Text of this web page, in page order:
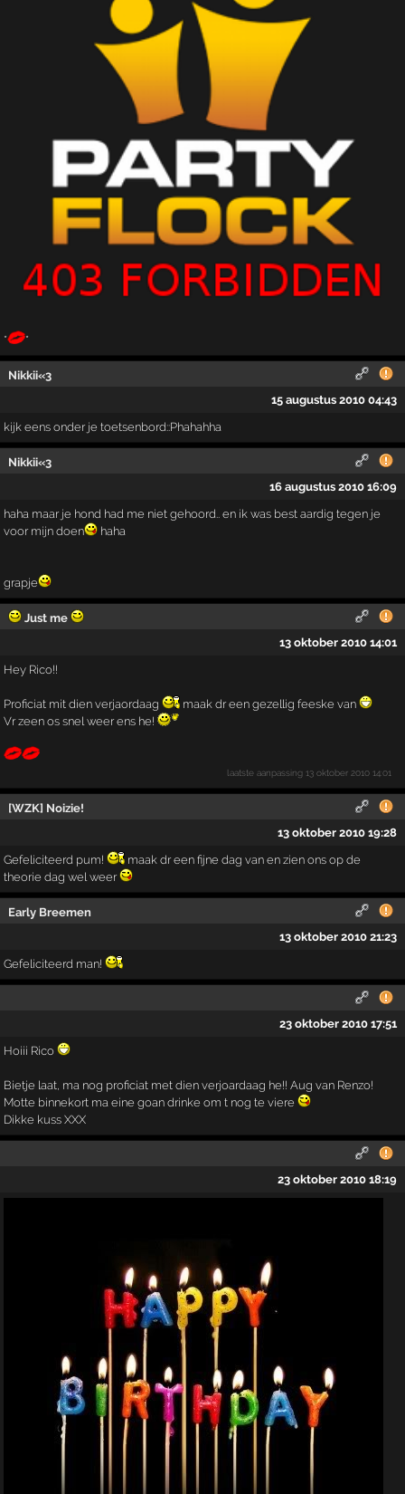
* *
Nikkii«3
15 augustus 2010 04:43
kijk eens onder je toetsenbord::Phahahha
Nikkii«3
16 augustus 2010 16:09
haha maar je hond had me niet gehoord.. en ik was best aardig tegen je
voor mijn doen
haha
grapje
Just me
13 oktober 2010 14:01
Hey Rico!!
Proficiat mit dien verjaordaag
maak dr een gezellig feeske van
Vr zeen os snel weer ens he!
laatste aanpassing13 oktober 2010 14:01
[WZK] Noizie!
13 oktober 2010 19:28
Gefeliciteerd pum!
maak dr een fijne dag van en zien ons op de
theorie dag wel weer
Early Breemen
13 oktober 2010 21:23
Gefeliciteerd man!
23 oktober 2010 17:51
Hoiii Rico
Bietje laat, ma nog proficiat met dien verjoardaag he!! Aug van Renzo!
Motte binnekort ma eine goan drinke om t nog te viere
Dikke kuss XXX
23 oktober 2010 18:19